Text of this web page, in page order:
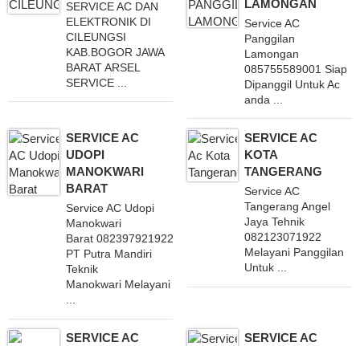
SERVICE AC DAN
ELEKTRONIK DI
CILEUNGSI
KAB.BOGOR JAWA
BARAT ARSEL
SERVICE ...
LAMONGAN
Service AC
Panggilan
Lamongan
085755589001 Siap
Dipanggil Untuk Ac
anda ...
SERVICE AC
UDOPI
MANOKWARI
BARAT
Service AC Udopi
Manokwari
Barat 082397921922
PT Putra Mandiri
Teknik
Manokwari Melayani
...
SERVICE AC
KOTA
TANGERANG
Service AC
Tangerang Angel
Jaya Tehnik
082123071922
Melayani Panggilan
Untuk ...
SERVICE AC
SERVICE AC